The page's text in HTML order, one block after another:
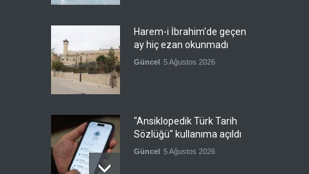
Harem-i İbrahim'de geçen
ay hiç ezan okunmadı
Güncel 5 Ağustos 2026
"Ansiklopedik Türk Tarih
Sözlüğü" kullanıma açıldı
Güncel 5 Ağustos 2026